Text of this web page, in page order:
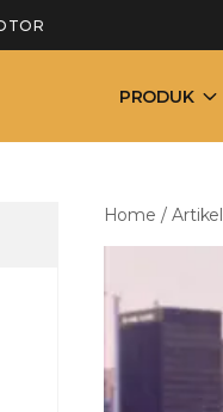
PRODUK
Home / Artikel